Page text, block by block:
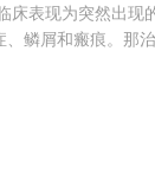
表现为突然出现
鳞屑和瘢痕。那